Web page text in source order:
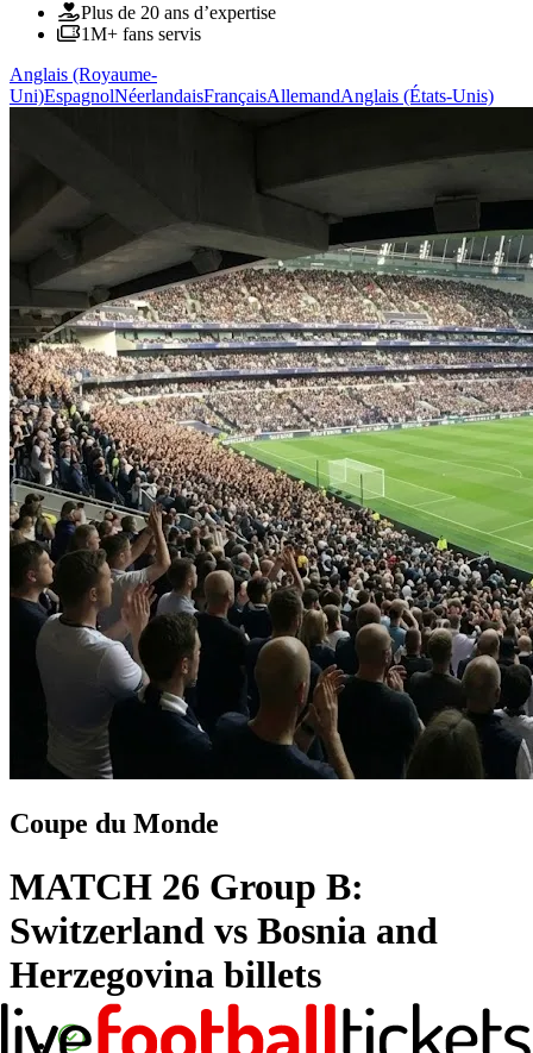
Plus de 20 ans d’expertise
1M+ fans servis
Anglais (Royaume-
Uni)EspagnolNéerlandaisFrançaisAllemandAnglais (États-Unis)
Coupe du Monde
MATCH 26 Group B:
Switzerland vs Bosnia and
Herzegovina billets